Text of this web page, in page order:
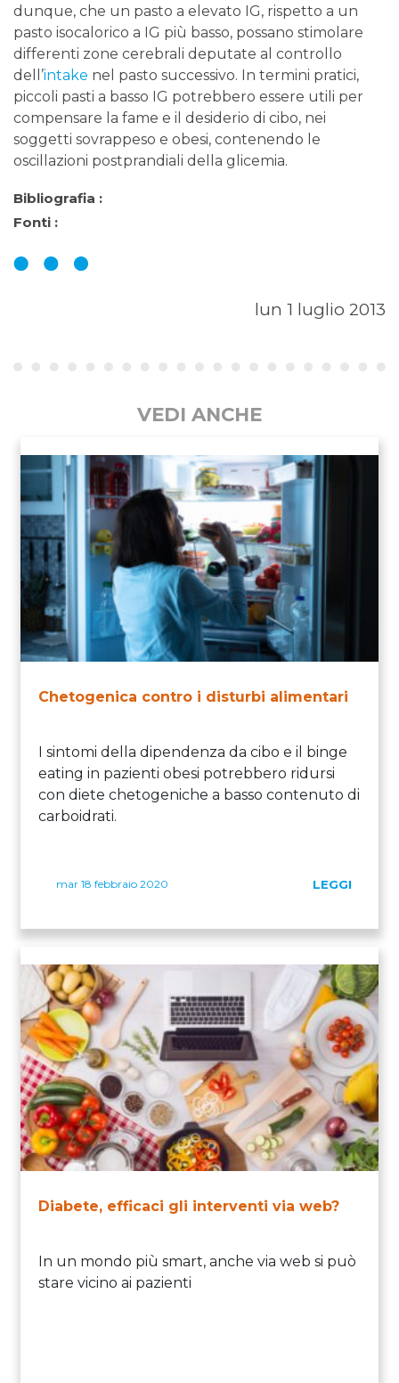
dunque, che un pasto a elevato IG, rispetto a un
pasto isocalorico a IG più basso, possano stimolare
differenti zone cerebrali deputate al controllo
dell’intake nel pasto successivo. In termini pratici,
piccoli pasti a basso IG potrebbero essere utili per
compensare la fame e il desiderio di cibo, nei
soggetti sovrappeso e obesi, contenendo le
oscillazioni postprandiali della glicemia.
Bibliografia :
Fonti :
lun 1 luglio 2013
VEDI ANCHE
Chetogenica contro i disturbi alimentari
I sintomi della dipendenza da cibo e il binge
eating in pazienti obesi potrebbero ridursi
con diete chetogeniche a basso contenuto di
carboidrati.
mar 18 febbraio 2020 LEGGI
Diabete, efficaci gli interventi via web?
In un mondo più smart, anche via web si può
stare vicino ai pazienti